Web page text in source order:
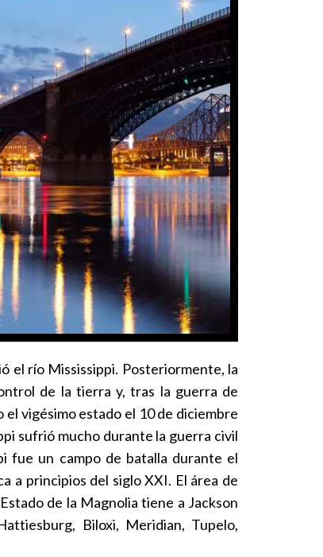
el río Mississippi. Posteriormente, la
de la tierra y, tras la guerra de
vigésimo estado el 10 de diciembre
sufrió mucho durante la guerra civil
fue un campo de batalla durante el
a principios del siglo XXI. El área de
de la Magnolia tiene a Jackson
Biloxi, Meridian, Tupelo,